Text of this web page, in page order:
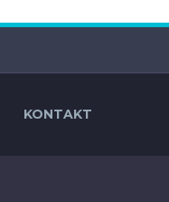
KONTAKT